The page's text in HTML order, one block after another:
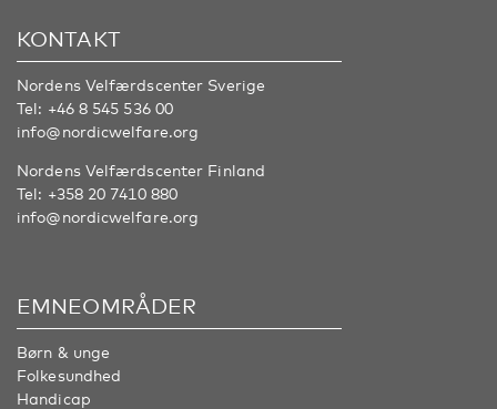
KONTAKT
Nordens Velfærdscenter Sverige
Tel: +46 8 545 536 00
info@nordicwelfare.org
Nordens Velfærdscenter Finland
Tel: +358 20 7410 880
info@nordicwelfare.org
EMNEOMRÅDER
Børn & unge
Folkesundhed
Handicap